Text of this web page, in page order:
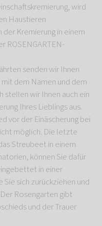
wird
Haustieren
Kremierung in einem
ROSENGARTEN-
senden wir Ihnen
dem Namen und dem
stellen wir Ihnen auch ein
Ihres Lieblings aus.
vor der Einäscherung bei
möglich. Die letzte
Streubeet in einem
können Sie dafür
in einer
sich zurückziehen und
Rosengarten gibt
und der Trauer